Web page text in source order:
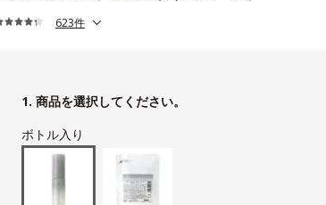
623件
1. 商品を選択してください。
ボトル入り